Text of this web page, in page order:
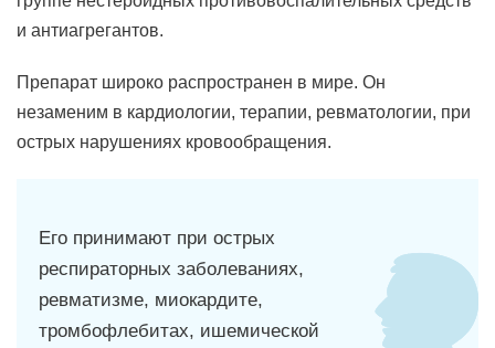
и антиагрегантов.
Препарат широко распространен в мире. Он
незаменим в кардиологии, терапии, ревматологии, при
острых нарушениях кровообращения.
Его принимают при острых
респираторных заболеваниях,
ревматизме, миокардите,
тромбофлебитах, ишемической